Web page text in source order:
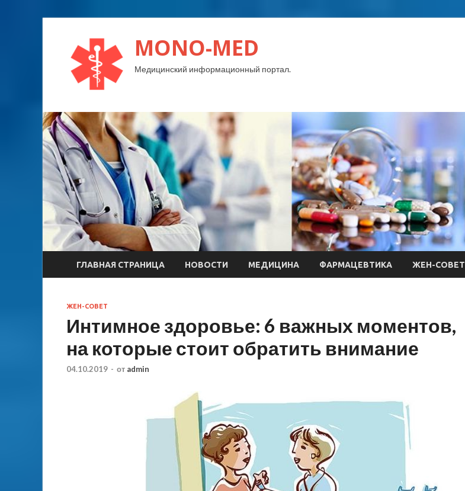
MONO-MED
Медицинский информационный портал.
ГЛАВНАЯ СТРАНИЦА НОВОСТИ МЕДИЦИНА ФАРМАЦЕВТИКА ЖЕН-СОВЕТ
ЖЕН-СОВЕТ
Интимное здоровье: 6 важных моментов,
на которые стоит обратить внимание
04.10.2019 - от admin